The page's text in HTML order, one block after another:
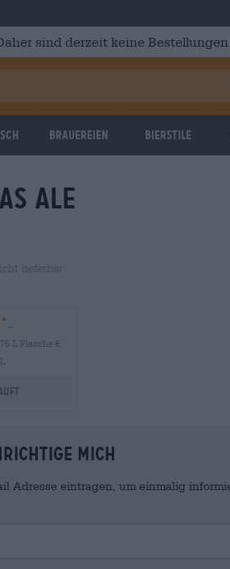
sind derzeit keine Bestellungen
Brauereien Bierstile
ale
lieferbar
L Flasche €
mich
Adresse eintragen, um einmalig